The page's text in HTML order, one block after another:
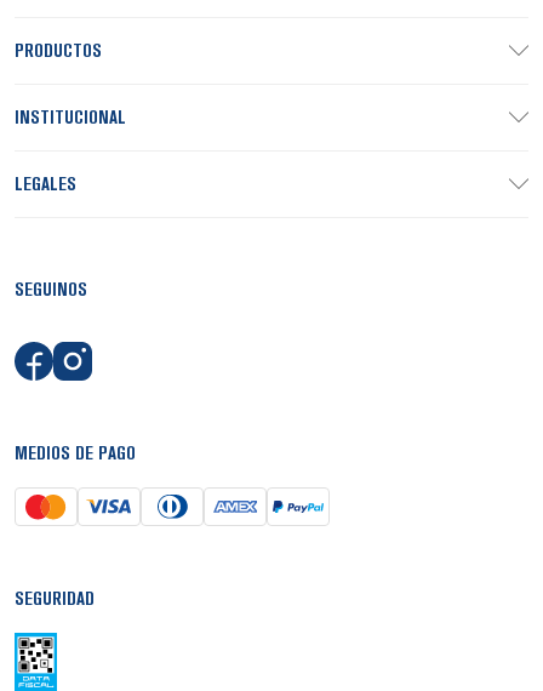
PRODUCTOS
INSTITUCIONAL
LEGALES
SEGUINOS
MEDIOS DE PAGO
SEGURIDAD